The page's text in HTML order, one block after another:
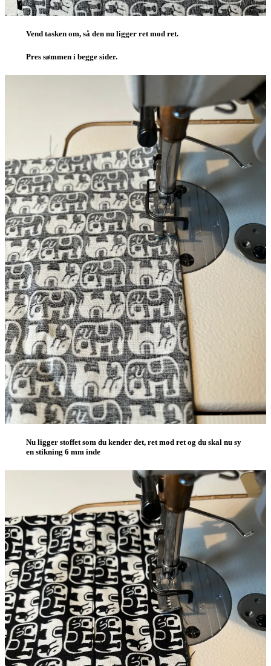
Vend tasken om, så den nu ligger ret mod ret.
Pres sømmen i begge sider.
Nu ligger stoffet som du kender det, ret mod ret og du skal nu sy
en stikning 6 mm inde